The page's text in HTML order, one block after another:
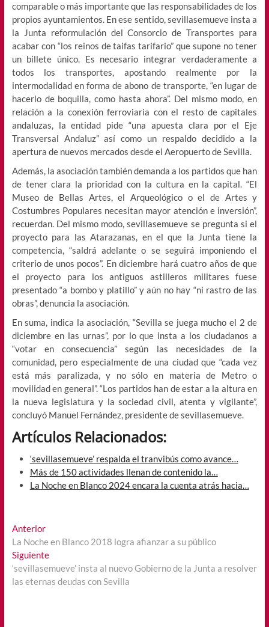
comparable o más importante que las responsabilidades de los
propios ayuntamientos. En ese sentido, sevillasemueve insta a
la Junta reformulación del Consorcio de Transportes para
acabar con “los reinos de taifas tarifario” que supone no tener
un billete único. Es necesario integrar verdaderamente a
todos los transportes, apostando realmente por la
intermodalidad en forma de abono de transporte, “en lugar de
hacerlo de boquilla, como hasta ahora”. Del mismo modo, en
relación a la conexión ferroviaria con el resto de capitales
andaluzas, la entidad pide “una apuesta clara por el Eje
Transversal Andaluz” así como un respaldo decidido a la
apertura de nuevos mercados desde el Aeropuerto de Sevilla.
Además, la asociación también demanda a los partidos que han
de tener clara la prioridad con la cultura en la capital. “El
Museo de Bellas Artes, el Arqueológico o el de Artes y
Costumbres Populares necesitan mayor atención e inversión”,
recuerdan. Del mismo modo, sevillasemueve se pregunta si el
proyecto para las Atarazanas, en el que la Junta tiene la
competencia, “saldrá adelante o se seguirá imponiendo el
criterio de unos pocos”. En diciembre hará cuatro años de que
el proyecto para los antiguos astilleros militares fuese
presentado “a bombo y platillo” y aún no hay “ni rastro de las
obras”, denuncia la asociación.
En suma, indica la asociación, “Sevilla se juega mucho el 2 de
diciembre en las urnas”, por lo que insta a los ciudadanos a
“votar en consecuencia” según las necesidades de la
comunidad, pero especialmente de una ciudad que “cada vez
está más paralizada, y no sólo en materia de Metro o
movilidad en general”. “Los partidos han de estar a la altura en
la nueva legislatura y la sociedad civil, atenta y vigilante”,
concluyó Manuel Fernández, presidente de sevillasemueve.
Artículos Relacionados:
‘sevillasemueve’ respalda el tranvibús como avance…
Más de 150 actividades llenan de contenido la…
La Noche en Blanco 2024 encara la cuenta atrás hacia…
Navegación
de
entradas
AnteriorEntrada
anterior:
La Noche en Blanco 2018 logra afianzar a su público
SiguienteEntrada
siguiente:
‘sevillasemueve’ insta al nuevo Gobierno de la Junta a resolver
las eternas deudas con Sevilla